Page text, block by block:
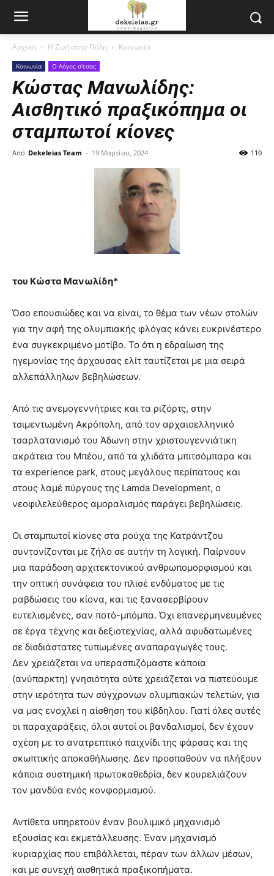
Αρχική Η Ζωή στην Πόλη Κοινωνία
Κοινωνία Ο Λόγος σ'εσας
Κώστας Μανωλίδης:
Αισθητικό πραξικόπημα οι
σταμπωτοί κίονες
Από Dekeleias Team - 19 Μαρτίου, 2024 110
του Κώστα Μανωλίδη*
Όσο επουσιώδες και να είναι, το θέμα των νέων στολών
για την αφή της ολυμπιακής φλόγας κάνει ευκρινέστερο
ένα συγκεκριμένο μοτίβο. Το ότι η εδραίωση της
ηγεμονίας της άρχουσας ελίτ ταυτίζεται με μια σειρά
αλλεπάλληλων βεβηλώσεων.
Από τις ανεμογεννήτριες και τα ριζόρτς, στην
τσιμεντωμένη Ακρόπολη, από τον αρχαιοελληνικό
τσαρλατανισμό του Άδωνη στην χριστουγεννιάτικη
ακράτεια του Μπέου, από τα χλιδάτα μπιτσόμπαρα και
τα experience park, στους μεγάλους περίπατους και
στους λαμέ πύργους της Lamda Development, ο
νεοφιλελεύθερος αμοραλισμός παράγει βεβηλώσεις.
Οι σταμπωτοί κίονες στα ρούχα της Κατράντζου
συντονίζονται με ζήλο σε αυτήν τη λογική. Παίρνουν
μια παράδοση αρχιτεκτονικού ανθρωπομορφισμού και
την οπτική συνάφεια του πλισέ ενδύματος με τις
ραβδώσεις του κίονα, και τις ξανασερβίρουν
ευτελισμένες, σαν ποτό-μπόμπα. Όχι επανερμηνευμένες
σε έργα τέχνης και δεξιοτεχνίας, αλλά αφυδατωμένες
σε δισδιάστατες τυπωμένες αναπαραγωγές τους.
Δεν χρειάζεται να υπερασπιζόμαστε κάποια
(ανύπαρκτη) γνησιότητα ούτε χρειάζεται να πιστεύουμε
στην ιερότητα των σύγχρονων ολυμπιακών τελετών, για
να μας ενοχλεί η αίσθηση του κίβδηλου. Γιατί όλες αυτές
οι παραχαράξεις, όλοι αυτοί οι βανδαλισμοί, δεν έχουν
σχέση με το ανατρεπτικό παιχνίδι της φάρσας και της
σκωπτικής αποκαθήλωσης. Δεν προσπαθούν να πλήξουν
κάποια συστημική πρωτοκαθεδρία, δεν κουρελιάζουν
τον μανδύα ενός κονφορμισμού.
Αντίθετα υπηρετούν έναν βουλιμικό μηχανισμό
εξουσίας και εκμετάλλευσης. Έναν μηχανισμό
κυριαρχίας που επιβάλλεται, πέραν των άλλων μέσων,
και με συνεχή αισθητικά πραξικοπήματα.